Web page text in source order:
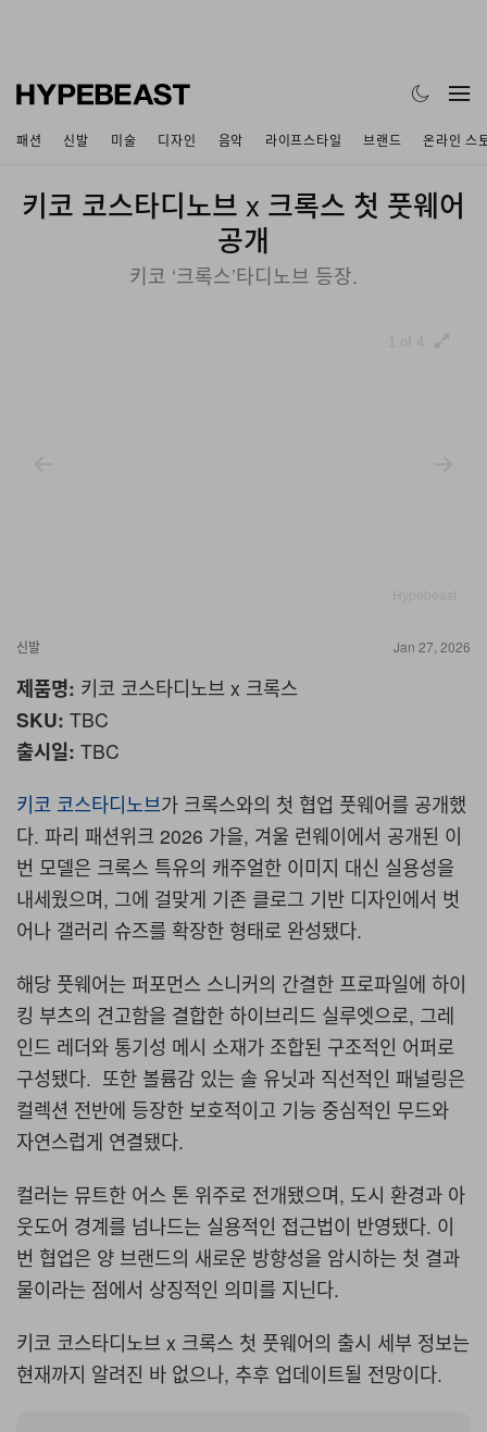
패션 신발 미술 디자인 음악 라이프스타일 브랜드 온라인 스
키코 코스타디노브 x 크록스 첫 풋웨어
공개
키코 ‘크록스’타디노브 등장.
신발 Jan 27, 2026
제품명: 키코 코스타디노브 x 크록스
SKU: TBC
출시일: TBC
키코 코스타디노브가 크록스와의 첫 협업 풋웨어를 공개했
다. 파리 패션위크 2026 가을, 겨울 런웨이에서 공개된 이
번 모델은 크록스 특유의 캐주얼한 이미지 대신 실용성을
내세웠으며, 그에 걸맞게 기존 클로그 기반 디자인에서 벗
어나 갤러리 슈즈를 확장한 형태로 완성됐다.
해당 풋웨어는 퍼포먼스 스니커의 간결한 프로파일에 하이
킹 부츠의 견고함을 결합한 하이브리드 실루엣으로, 그레
인드 레더와 통기성 메시 소재가 조합된 구조적인 어퍼로
구성됐다. 또한 볼륨감 있는 솔 유닛과 직선적인 패널링은
컬렉션 전반에 등장한 보호적이고 기능 중심적인 무드와
자연스럽게 연결됐다.
컬러는 뮤트한 어스 톤 위주로 전개됐으며, 도시 환경과 아
웃도어 경계를 넘나드는 실용적인 접근법이 반영됐다. 이
번 협업은 양 브랜드의 새로운 방향성을 암시하는 첫 결과
물이라는 점에서 상징적인 의미를 지닌다.
키코 코스타디노브 x 크록스 첫 풋웨어의 출시 세부 정보는
현재까지 알려진 바 없으나, 추후 업데이트될 전망이다.